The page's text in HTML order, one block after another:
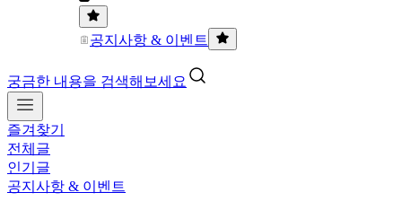
공지사항 & 이벤트
궁금한 내용을 검색해보세요
즐겨찾기
전체글
인기글
공지사항 & 이벤트